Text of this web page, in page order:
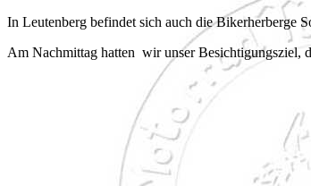
In Leutenberg befindet sich auch die Bikerherberge
Am Nachmittag hatten wir unser Besichtigungsziel,